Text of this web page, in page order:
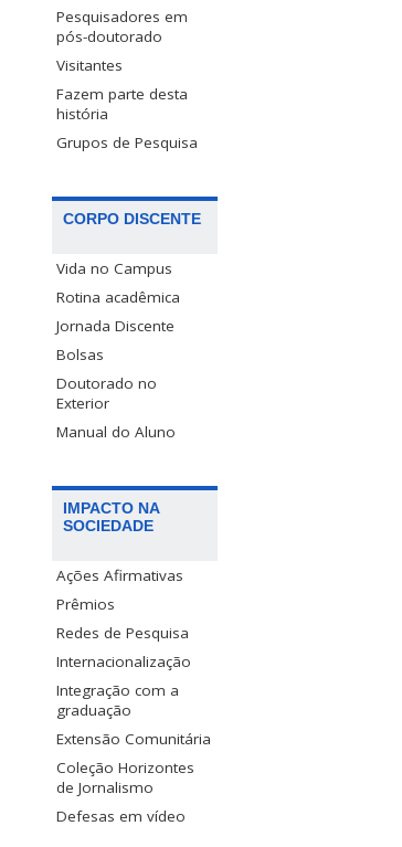
Pesquisadores em
pós-doutorado
Visitantes
Fazem parte desta
história
Grupos de Pesquisa
CORPO DISCENTE
Vida no Campus
Rotina acadêmica
Jornada Discente
Bolsas
Doutorado no
Exterior
Manual do Aluno
IMPACTO NA
SOCIEDADE
Ações Afirmativas
Prêmios
Redes de Pesquisa
Internacionalização
Integração com a
graduação
Extensão Comunitária
Coleção Horizontes
de Jornalismo
Defesas em vídeo